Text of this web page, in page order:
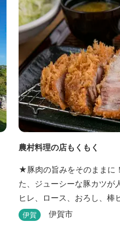
農村料理の店もくもく
★豚肉の旨みをそのままに
た、ジューシーな豚カツが
ヒレ、ロース、おろし、棒
減を追求した豚カツです。
伊賀 伊賀市